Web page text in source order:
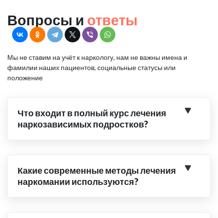
Вопросы и ответы
Мы не ставим на учёт к наркологу, нам не важны имена и
фамилии наших пациентов, социальные статусы или
положение
Что входит в полный курс лечения
наркозависимых подростков?
Какие современные методы лечения
наркомании используются?